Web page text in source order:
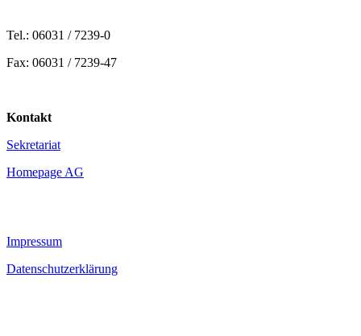
Tel.: 06031 / 7239-0
Fax: 06031 / 7239-47
Kontakt
Sekretariat
Homepage AG
Impressum
Datenschutzerklärung